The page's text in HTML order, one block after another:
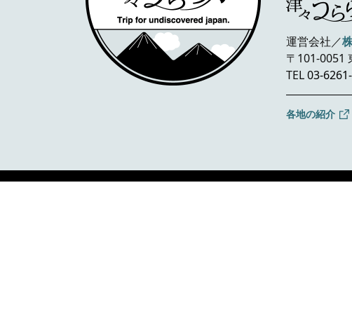
運営会社／
〒101-0051
TEL03-
各地の紹介